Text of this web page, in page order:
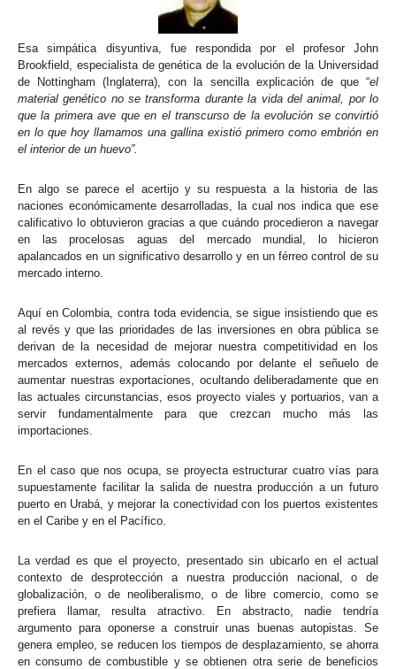
Esa simpática disyuntiva, fue respondida por el profesor John
Brookfield, especialista de genética de la evolución de la Universidad
de Nottingham (Inglaterra), con la sencilla explicación de que “el
material genético no se transforma durante la vida del animal, por lo
que la primera ave que en el transcurso de la evolución se convirtió
en lo que hoy llamamos una gallina existió primero como embrión en
el interior de un huevo”.
En algo se parece el acertijo y su respuesta a la historia de las
naciones económicamente desarrolladas, la cual nos indica que ese
calificativo lo obtuvieron gracias a que cuándo procedieron a navegar
en las procelosas aguas del mercado mundial, lo hicieron
apalancados en un significativo desarrollo y en un férreo control de su
mercado interno.
Aquí en Colombia, contra toda evidencia, se sigue insistiendo que es
al revés y que las prioridades de las inversiones en obra pública se
derivan de la necesidad de mejorar nuestra competitividad en los
mercados externos, además colocando por delante el señuelo de
aumentar nuestras exportaciones, ocultando deliberadamente que en
las actuales circunstancias, esos proyecto viales y portuarios, van a
servir fundamentalmente para que crezcan mucho más las
importaciones.
En el caso que nos ocupa, se proyecta estructurar cuatro vías para
supuestamente facilitar la salida de nuestra producción a un futuro
puerto en Urabá, y mejorar la conectividad con los puertos existentes
en el Caribe y en el Pacífico.
La verdad es que el proyecto, presentado sin ubicarlo en el actual
contexto de desprotección a nuestra producción nacional, o de
globalización, o de neoliberalismo, o de libre comercio, como se
prefiera llamar, resulta atractivo. En abstracto, nadie tendría
argumento para oponerse a construir unas buenas autopistas. Se
genera empleo, se reducen los tiempos de desplazamiento, se ahorra
en consumo de combustible y se obtienen otra serie de beneficios